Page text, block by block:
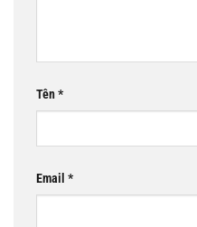
Tên*
Email *